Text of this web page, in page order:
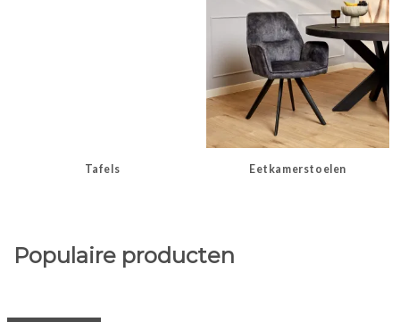
Tafels Eetkamerstoelen
Populaire producten